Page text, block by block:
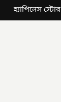
হ্যাপিনেস স্টোর